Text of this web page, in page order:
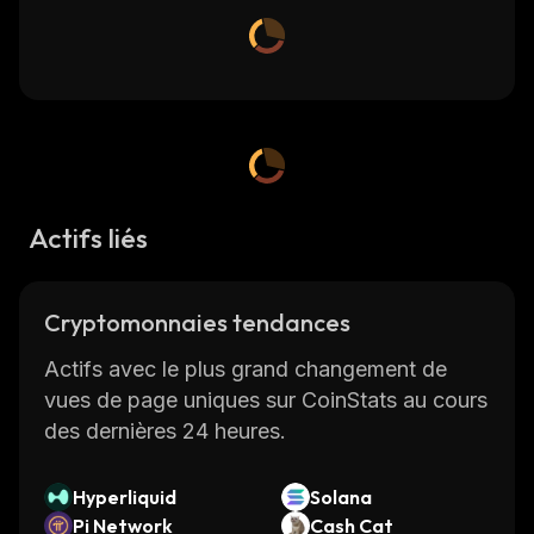
Actifs liés
Cryptomonnaies tendances
Actifs avec le plus grand changement de
vues de page uniques sur CoinStats au cours
des dernières 24 heures.
Hyperliquid
Solana
Pi Network
Cash Cat